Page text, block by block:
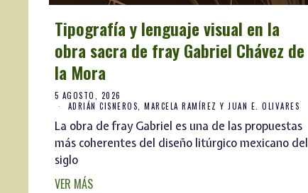
Tipografía y lenguaje visual en la
obra sacra de fray Gabriel Chávez de
la Mora
5 AGOSTO, 2026
ADRIÁN CISNEROS, MARCELA RAMÍREZ Y JUAN E. OLIVARES
La obra de fray Gabriel es una de las propuestas
más coherentes del diseño litúrgico mexicano del
siglo
VER MÁS